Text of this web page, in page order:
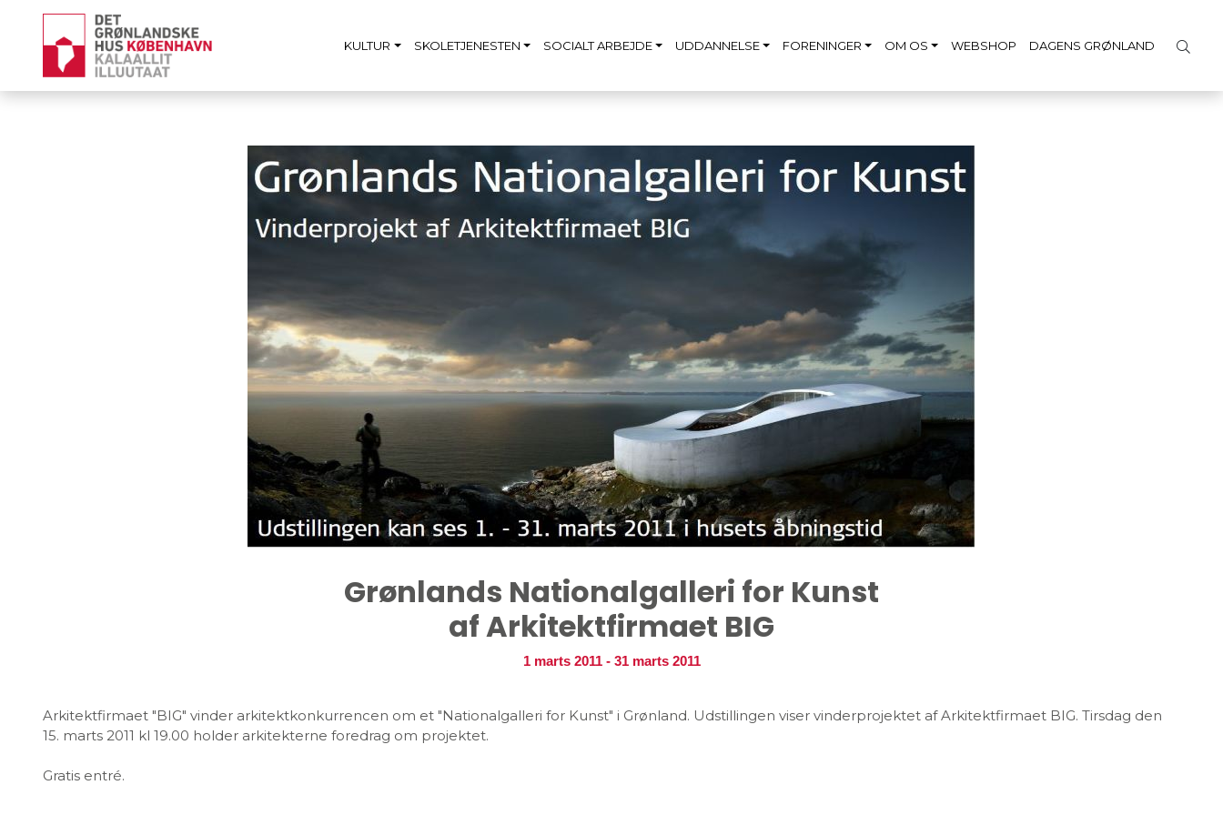
KULTUR SKOLETJENESTEN SOCIALT ARBEJDE UDDANNELSE FORENINGER OM OS WEBSHOP DAGENS GRØNLAND
Grønlands Nationalgalleri for Kunst
af Arkitektfirmaet BIG
1 marts 2011 -31 marts 2011
Arkitektfirmaet "BIG" vinder arkitektkonkurrencen om et "Nationalgalleri for Kunst" i Grønland. Udstillingen viser vinderprojektet af Arkitektfirmaet BIG. Tirsdag den
15. marts 2011 kl 19.00 holder arkitekterne foredrag om projektet.
Gratis entré.